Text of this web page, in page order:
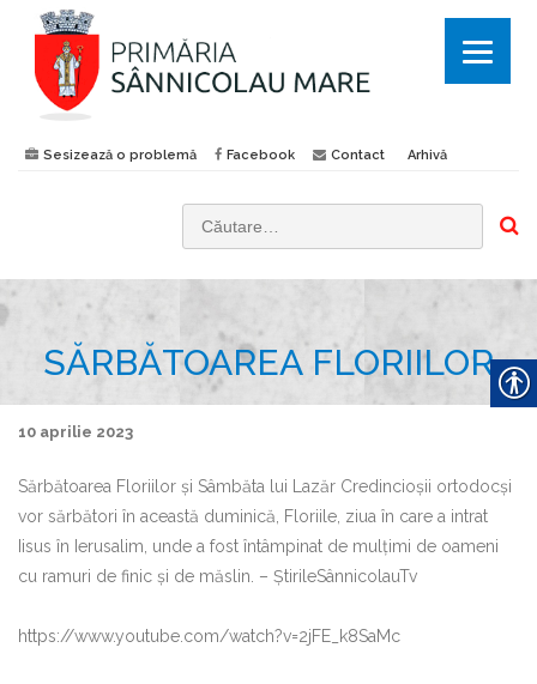
Sesizează o problemă Facebook Contact Arhivă
ă
:
SĂRBĂTOAREA FLORIILOR
10 aprilie 2023
Sărbătoarea Floriilor și Sâmbăta lui Lazăr Credincioșii ortodocși
vor sărbători în această duminică, Floriile, ziua în care a intrat
Iisus în Ierusalim, unde a fost întâmpinat de mulțimi de oameni
cu ramuri de finic și de măslin. – ȘtirileSânnicolauTv
https://www.youtube.com/watch?v=2jFE_k8SaMc